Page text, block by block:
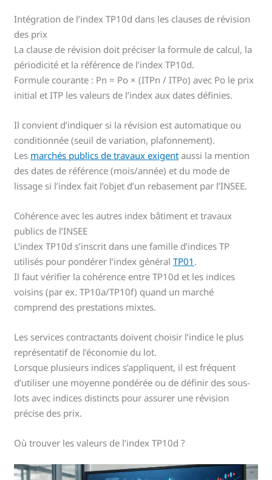
Intégration de l’index TP10d dans les clauses de révision
des prix
La clause de révision doit préciser la formule de calcul, la
périodicité et la référence de l’index TP10d.
Formule courante : Pn = Po × (ITPn / ITPo) avec Po le prix
initial et ITP les valeurs de l’index aux dates définies.
Il convient d’indiquer si la révision est automatique ou
conditionnée (seuil de variation, plafonnement).
Les marchés publics de travaux exigent aussi la mention
des dates de référence (mois/année) et du mode de
lissage si l’index fait l’objet d’un rebasement par l’INSEE.
Cohérence avec les autres index bâtiment et travaux
publics de l’INSEE
L’index TP10d s’inscrit dans une famille d’indices TP
utilisés pour pondérer l’index généralTP01 .
Il faut vérifier la cohérence entre TP10d et les indices
voisins (par ex. TP10a/TP10f) quand un marché
comprend des prestations mixtes.
Les services contractants doivent choisir l’indice le plus
représentatif de l’économie du lot.
Lorsque plusieurs indices s’appliquent, il est fréquent
d’utiliser une moyenne pondérée ou de définir des sous-
lots avec indices distincts pour assurer une révision
précise des prix.
Où trouver les valeurs de l’index TP10d ?